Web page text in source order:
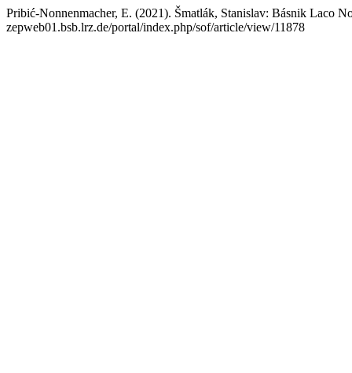
Pribić-Nonnenmacher, E. (2021). Šmatlák, Stanislav: Básnik Laco
zepweb01.bsb.lrz.de/portal/index.php/sof/article/view/11878